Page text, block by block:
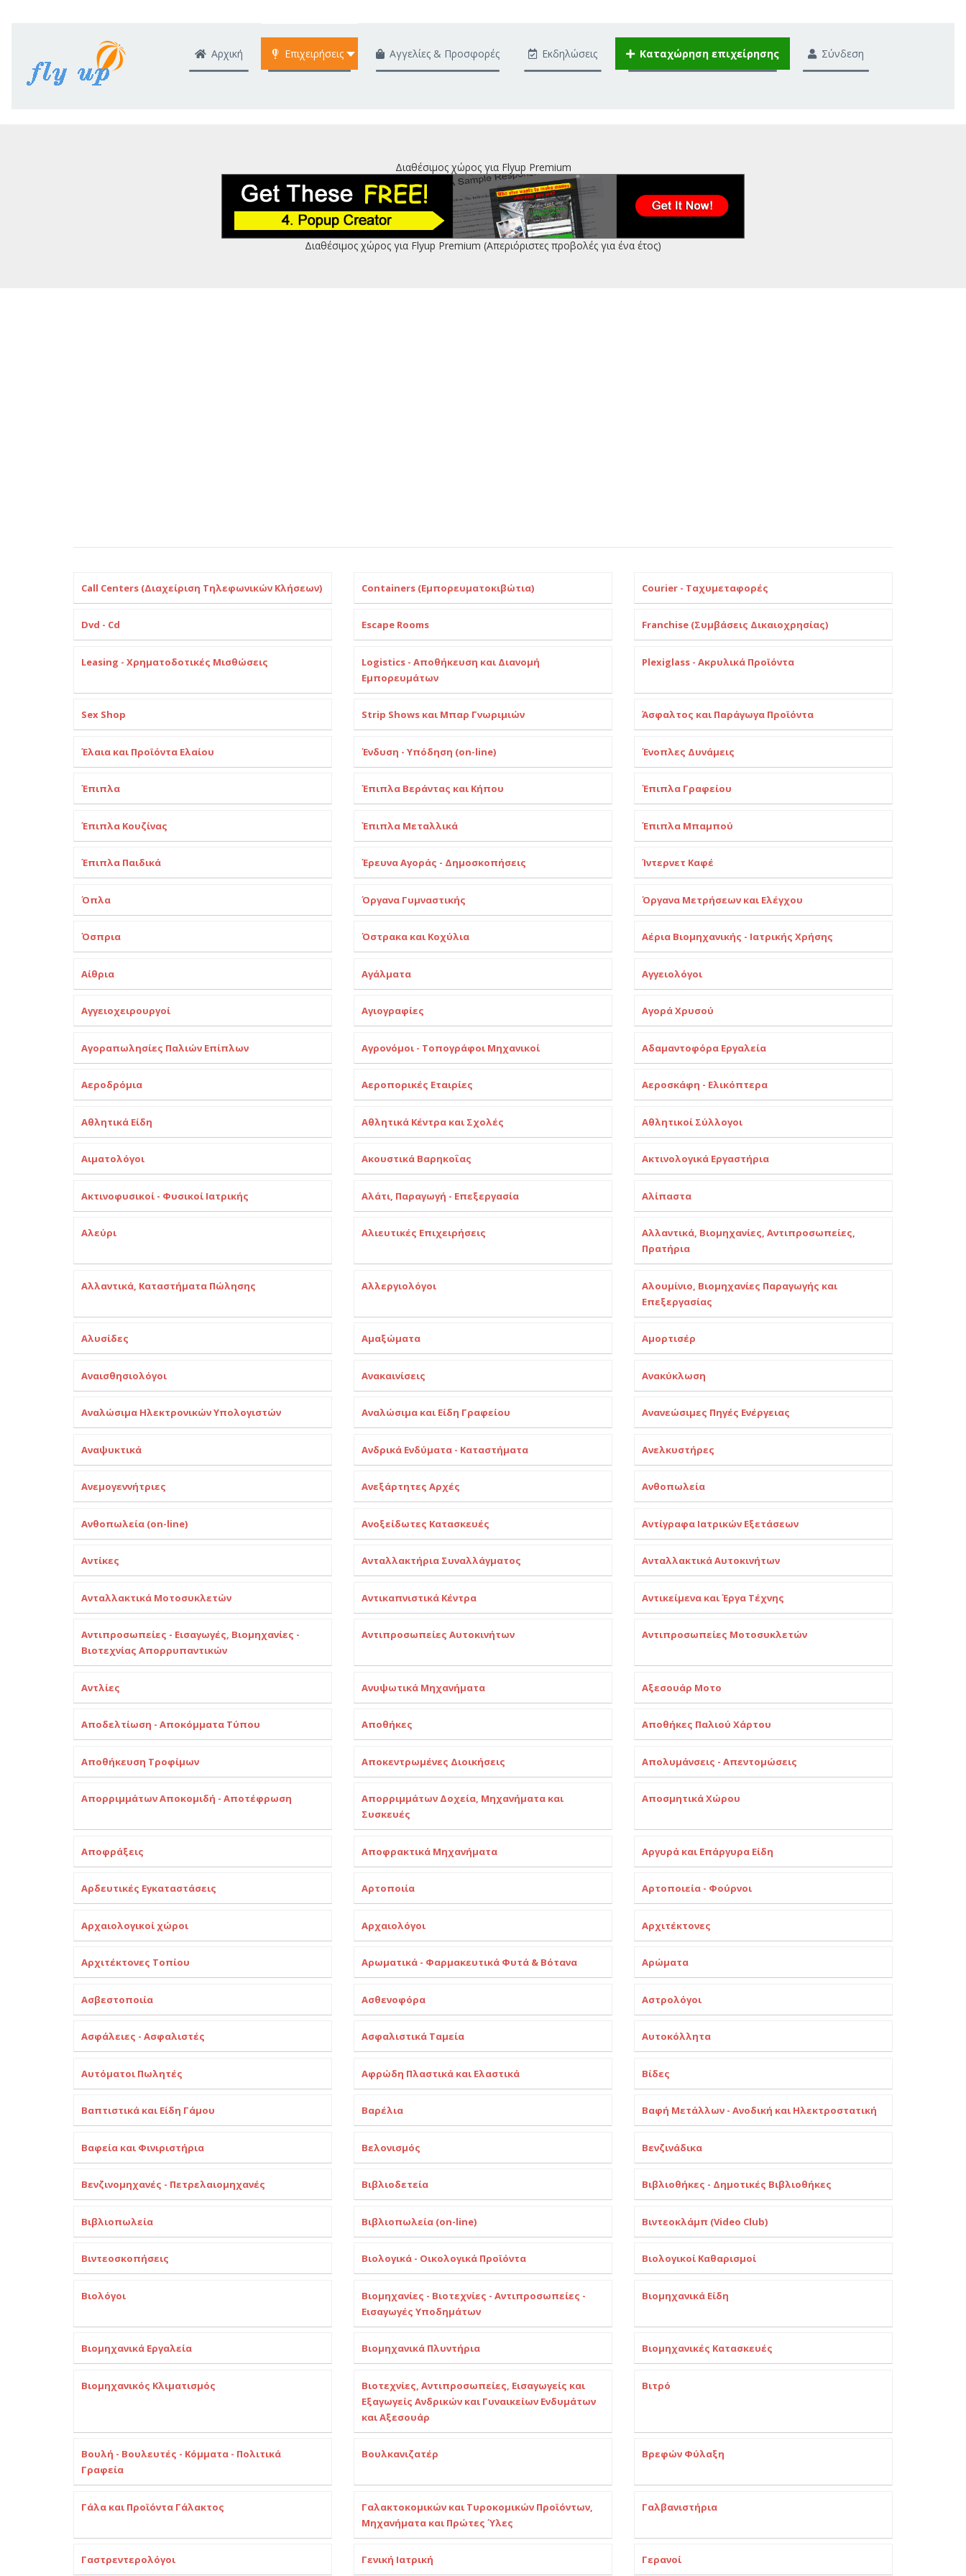
Αρχική Επιχειρήσεις Αγγελίες & Προσφορές Εκδηλώσεις Καταχώρηση επιχείρησης Σύνδεση
Διαθέσιμος χώρος για Flyup Premium
Διαθέσιμος χώρος για Flyup Premium (Απεριόριστες προβολές για ένα έτος)
Call Centers (Διαχείριση Τηλεφωνικών Κλήσεων) Containers (Εμπορευματοκιβώτια) Courier - Ταχυμεταφορές
Dvd - Cd Escape Rooms Franchise (Συμβάσεις Δικαιοχρησίας)
Leasing - Χρηματοδοτικές Μισθώσεις
Logistics - Αποθήκευση και Διανομή
Εμπορευμάτων
Plexiglass - Ακρυλικά Προϊόντα
Sex Shop Strip Shows και Μπαρ Γνωριμιών Άσφαλτος και Παράγωγα Προϊόντα
Έλαια και Προϊόντα Ελαίου Ένδυση - Υπόδηση (on-line) Ένοπλες Δυνάμεις
Έπιπλα Έπιπλα Βεράντας και Κήπου Έπιπλα Γραφείου
Έπιπλα Κουζίνας Έπιπλα Μεταλλικά Έπιπλα Μπαμπού
Έπιπλα Παιδικά Έρευνα Αγοράς - Δημοσκοπήσεις Ίντερνετ Καφέ
Όπλα Όργανα Γυμναστικής Όργανα Μετρήσεων και Ελέγχου
Όσπρια Όστρακα και Κοχύλια Αέρια Βιομηχανικής - Ιατρικής Χρήσης
Αίθρια Αγάλματα Αγγειολόγοι
Αγγειοχειρουργοί Αγιογραφίες Αγορά Χρυσού
Αγοραπωλησίες Παλιών Επίπλων Αγρονόμοι - Τοπογράφοι Μηχανικοί Αδαμαντοφόρα Εργαλεία
Αεροδρόμια Αεροπορικές Εταιρίες Αεροσκάφη - Ελικόπτερα
Αθλητικά Είδη Αθλητικά Κέντρα και Σχολές Αθλητικοί Σύλλογοι
Αιματολόγοι Ακουστικά Βαρηκοΐας Ακτινολογικά Εργαστήρια
Ακτινοφυσικοί - Φυσικοί Ιατρικής Αλάτι, Παραγωγή - Επεξεργασία Αλίπαστα
Αλεύρι Αλιευτικές Επιχειρήσεις
Αλλαντικά, Βιομηχανίες, Αντιπροσωπείες,
Πρατήρια
Αλλαντικά, Καταστήματα Πώλησης Αλλεργιολόγοι
Αλουμίνιο, Βιομηχανίες Παραγωγής και
Επεξεργασίας
Αλυσίδες Αμαξώματα Αμορτισέρ
Αναισθησιολόγοι Ανακαινίσεις Ανακύκλωση
Αναλώσιμα Ηλεκτρονικών Υπολογιστών Αναλώσιμα και Είδη Γραφείου Ανανεώσιμες Πηγές Ενέργειας
Αναψυκτικά Ανδρικά Ενδύματα - Καταστήματα Ανελκυστήρες
Ανεμογεννήτριες Ανεξάρτητες Αρχές Ανθοπωλεία
Ανθοπωλεία (on-line) Ανοξείδωτες Κατασκευές Αντίγραφα Ιατρικών Εξετάσεων
Αντίκες Ανταλλακτήρια Συναλλάγματος Ανταλλακτικά Αυτοκινήτων
Ανταλλακτικά Μοτοσυκλετών Αντικαπνιστικά Κέντρα Αντικείμενα και Έργα Τέχνης
Αντιπροσωπείες - Εισαγωγές, Βιομηχανίες -
Βιοτεχνίας Απορρυπαντικών
Αντιπροσωπείες Αυτοκινήτων Αντιπροσωπείες Μοτοσυκλετών
Αντλίες Ανυψωτικά Μηχανήματα Αξεσουάρ Μοτο
Αποδελτίωση - Αποκόμματα Τύπου Αποθήκες Αποθήκες Παλιού Χάρτου
Αποθήκευση Τροφίμων Αποκεντρωμένες Διοικήσεις Απολυμάνσεις - Απεντομώσεις
Απορριμμάτων Αποκομιδή - Αποτέφρωση
Απορριμμάτων Δοχεία, Μηχανήματα και
Συσκευές
Αποσμητικά Χώρου
Αποφράξεις Αποφρακτικά Μηχανήματα Αργυρά και Επάργυρα Είδη
Αρδευτικές Εγκαταστάσεις Αρτοποιία Αρτοποιεία - Φούρνοι
Αρχαιολογικοί χώροι Αρχαιολόγοι Αρχιτέκτονες
Αρχιτέκτονες Τοπίου Αρωματικά - Φαρμακευτικά Φυτά & Βότανα Αρώματα
Ασβεστοποιία Ασθενοφόρα Αστρολόγοι
Ασφάλειες - Ασφαλιστές Ασφαλιστικά Ταμεία Αυτοκόλλητα
Αυτόματοι Πωλητές Αφρώδη Πλαστικά και Ελαστικά Βίδες
Βαπτιστικά και Είδη Γάμου Βαρέλια Βαφή Μετάλλων - Ανοδική και Ηλεκτροστατική
Βαφεία και Φινιριστήρια Βελονισμός Βενζινάδικα
Βενζινομηχανές - Πετρελαιομηχανές Βιβλιοδετεία Βιβλιοθήκες - Δημοτικές Βιβλιοθήκες
Βιβλιοπωλεία Βιβλιοπωλεία (on-line) Βιντεοκλάμπ (Video Club)
Βιντεοσκοπήσεις Βιολογικά - Οικολογικά Προϊόντα Βιολογικοί Καθαρισμοί
Βιολόγοι
Βιομηχανίες - Βιοτεχνίες - Αντιπροσωπείες -
Εισαγωγές Υποδημάτων
Βιομηχανικά Είδη
Βιομηχανικά Εργαλεία Βιομηχανικά Πλυντήρια Βιομηχανικές Κατασκευές
Βιομηχανικός Κλιματισμός
Βιοτεχνίες, Αντιπροσωπείες, Εισαγωγείς και
Εξαγωγείς Ανδρικών και Γυναικείων Ενδυμάτων
και Αξεσουάρ
Βιτρό
Βουλή - Βουλευτές - Κόμματα - Πολιτικά
Γραφεία
Βουλκανιζατέρ Βρεφών Φύλαξη
Γάλα και Προϊόντα Γάλακτος
Γαλακτοκομικών και Τυροκομικών Προϊόντων,
Μηχανήματα και Πρώτες Ύλες
Γαλβανιστήρια
Γαστρεντερολόγοι Γενική Ιατρική Γερανοί